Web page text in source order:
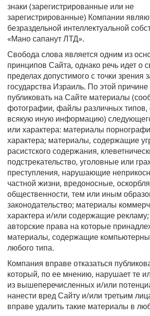
знаки (зарегистрированные или не
зарегистрированные) Компании
безраздельной интеллектуальной
«Мано сапанут ЛТД».
Свобода слова является одним из
принципов Сайта, однако речь идет о
пределах допустимого с точки зрения
государства Израиль. По этой
публиковать на Сайте материалы
фотографии, файлы различных типов,
всякую иную информацию)
или характера: материалы
характера; материалы, содержащие
расистского содержания,
подстрекательство, уголовные или
преступления, нарушающие
частной жизни, вредоносные,
общественности, тем или иным
законодательство; материалы
характера и/или содержащие
авторские права на которые
материалы, содержащие
любого типа.
Компания вправе отказаться
который, по ее мнению, нарушает те
из вышеперечисленных и/или
нанести вред Сайту и/или третьим
вправе удалить такие материалы в